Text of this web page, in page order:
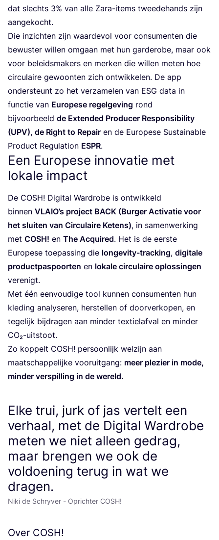
dat slechts 3% van alle Zara-items twee­de­hands zijn
aangekocht.
Die inzich­ten zijn waar­de­vol voor con­su­men­ten die
bewus­ter wil­len omgaan met hun gar­de­ro­be, maar ook
voor beleids­ma­kers en mer­ken die wil­len meten hoe
cir­cu­lai­re gewoon­ten zich ont­wik­ke­len. De app
onder­steunt zo het ver­za­me­len van ESG data in
func­tie van Euro­pe­se regel­ge­ving rond
bij­voor­beeld de Exten­ded Pro­du­cer Res­pon­si­bi­li­ty
(UPV), de Right to Repair en de Euro­pe­se Sustai­na­ble
Pro­duct Regu­la­ti­on ESPR.
Een Europese innovatie met
lokale impact
De COSH! Digi­tal Ward­ro­be is ont­wik­keld
bin­nen VLAIO’s pro­ject BACK (Bur­ger Acti­va­tie voor
het slui­ten van Cir­cu­lai­re Ketens), in samen­wer­king
met COSH! en The Acqui­red. Het is de eer­ste
Euro­pe­se toe­pas­sing die lon­ge­vi­ty-trac­king, digi­ta­le
pro­duct­pas­poor­ten en loka­le cir­cu­lai­re oplos­sin­gen
verenigt.
Met één een­vou­di­ge tool kun­nen con­su­men­ten hun
kle­ding ana­ly­se­ren, her­stel­len of door­ver­ko­pen, en
tege­lijk bij­dra­gen aan min­der tex­tiel­af­val en min­der
CO₂-uit­stoot.
Zo kop­pelt COSH! per­soon­lijk wel­zijn aan
maat­schap­pe­lij­ke voor­uit­gang: meer ple­zier in mode,
min­der ver­spil­ling in de wereld.
Elke trui, jurk of jas vertelt een
verhaal, met de Digital Wardrobe
meten we niet alleen gedrag,
maar brengen we ook de
voldoening terug in wat we
dragen.
Niki de Schryver - Oprichter COSH!
Over COSH!